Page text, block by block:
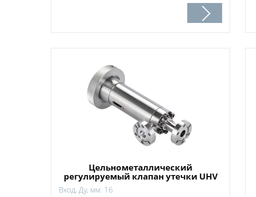
Цельнометаллический
регулируемый клапан утечки UHV
Вход, Ду, мм: 16